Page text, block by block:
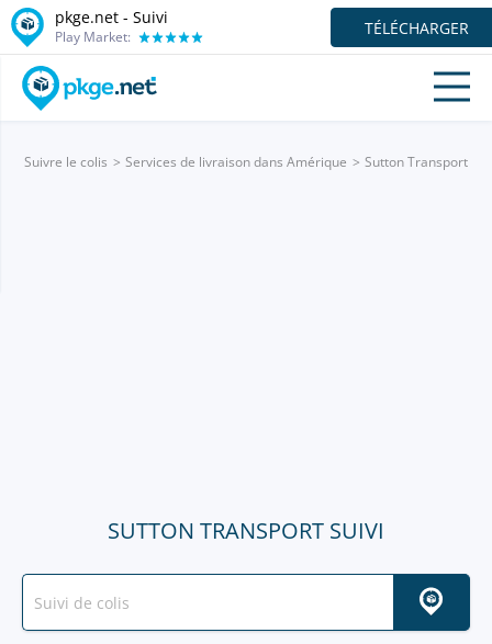
pkge.net - Suivi
Play Market: TÉLÉCHARGER
Suivre le colis Services de livraison dans Amérique Sutton Transport
SUTTON TRANSPORT SUIVI